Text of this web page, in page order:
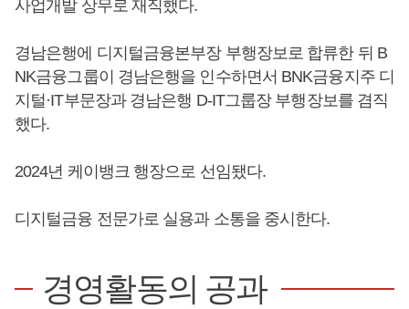
사업개발 상무로 재직했다.
경남은행에 디지털금융본부장 부행장보로 합류한 뒤 B
NK금융그룹이 경남은행을 인수하면서 BNK금융지주 디
지털·IT부문장과 경남은행 D-IT그룹장 부행장보를 겸직
했다.
2024년 케이뱅크 행장으로 선임됐다.
디지털금융 전문가로 실용과 소통을 중시한다.
경영활동의 공과